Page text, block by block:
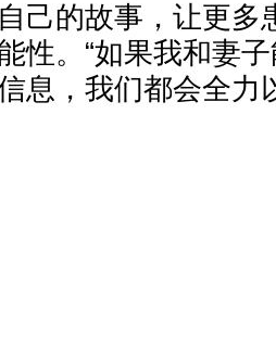
己的故事，让更多
性。“如果我和妻
息，我们都会全力